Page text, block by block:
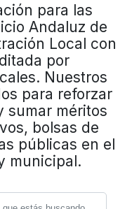
para las
Andaluz de
Local con
por
Nuestros
para reforzar
sumar méritos
bolsas de
públicas en el
municipal.